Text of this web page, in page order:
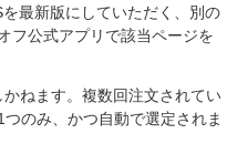
最新版にしていただく、別の
フ公式アプリで該当ページを
ねます。複数回注文されてい
のみ、かつ自動で選定されま